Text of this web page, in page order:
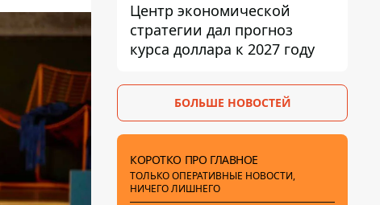
Центр экономической
стратегии дал прогноз
курса доллара к 2027 году
БОЛЬШЕ НОВОСТЕЙ
КОРОТКО ПРО ГЛАВНОЕ
ТОЛЬКО ОПЕРАТИВНЫЕ НОВОСТИ,
НИЧЕГО ЛИШНЕГО